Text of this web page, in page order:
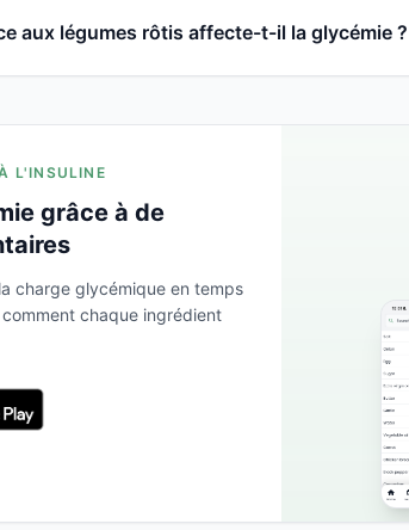
aux légumes rôtis affecte-t-il la glycémie ?
L'INSULINE
grâce à de
charge glycémique en temps
chaque ingrédient